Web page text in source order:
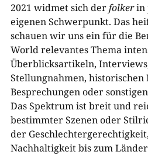
2021 widmet sich derfolkerin
eigenen Schwerpunkt. Das
schauen wir uns ein für die
World relevantes Thema
Überblicksartikeln,
Stellungnahmen, historischen
Besprechungen oder
Das Spektrum ist breit und
bestimmter Szenen oder
der
Nachhaltigkeit bis zum